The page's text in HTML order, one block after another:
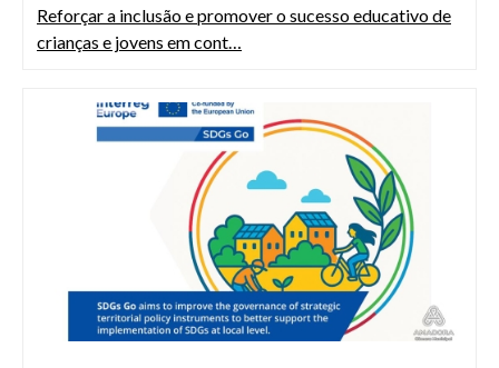
Reforçar a inclusão e promover o sucesso educativo de
crianças e jovens em cont…
Imagem